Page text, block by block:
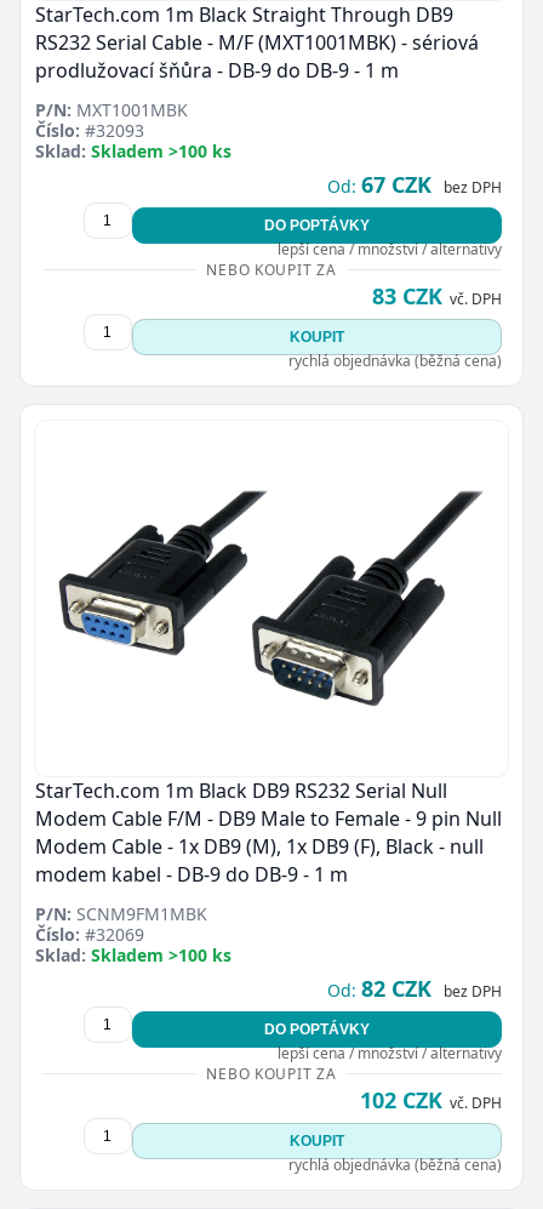
StarTech.com 1m Black Straight Through DB9
RS232 Serial Cable - M/F (MXT1001MBK) - sériová
prodlužovací šňůra - DB-9 do DB-9 - 1 m
P/N: MXT1001MBK
Číslo: #32093
Sklad: Skladem >100 ks
Od: 67 CZK bez DPH
DO POPTÁVKY
lepší cena / množství / alternativy
NEBO KOUPIT ZA
83 CZK vč. DPH
KOUPIT
rychlá objednávka (běžná cena)
StarTech.com 1m Black DB9 RS232 Serial Null
Modem Cable F/M - DB9 Male to Female - 9 pin Null
Modem Cable - 1x DB9 (M), 1x DB9 (F), Black - null
modem kabel - DB-9 do DB-9 - 1 m
P/N: SCNM9FM1MBK
Číslo: #32069
Sklad: Skladem >100 ks
Od: 82 CZK bez DPH
DO POPTÁVKY
lepší cena / množství / alternativy
NEBO KOUPIT ZA
102 CZK vč. DPH
KOUPIT
rychlá objednávka (běžná cena)